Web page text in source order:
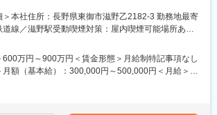
率90％
時間程度（スケジュールに余裕を持たせており、無
に寄ります
退職金制度あり
：
る、インクジェットプリンタ、カッティングプロ
です。
製品開発の構想設計段階からプロジェクトに参加し
＞本社住所：長野県東御市滋野乙2182-3 勤務地最寄
道線／滋野駅受動喫煙対策：屋内喫煙可能場所あり
600万円～900万円＜賃金形態＞月給制特記事項なし
月額（基本給）：300,000円～500,000円＜月給＞